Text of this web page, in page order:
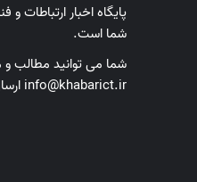
پایگاه اخبار ارتباطات و
شما است.
شما می توانید مطالب و
info@khabarict.ir ارسال فرمایید.